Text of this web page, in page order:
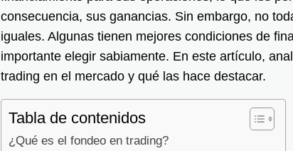
consecuencia, sus ganancias. Sin embargo, no
iguales. Algunas tienen mejores condiciones de
importante elegir sabiamente. En este artículo,
trading en el mercado y qué las hace destacar.
Tabla de contenidos
¿Qué es el fondeo en trading?